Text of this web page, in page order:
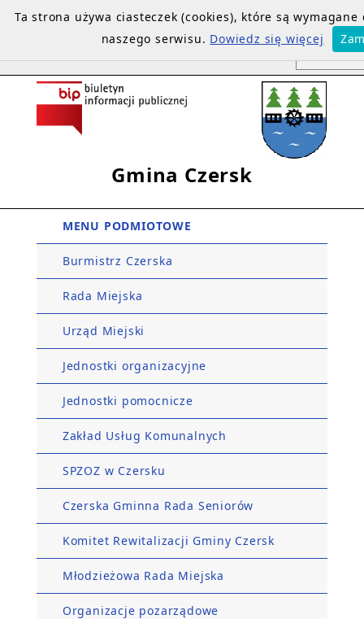
Gmina Czersk
MENU PODMIOTOWE
Burmistrz Czerska
Rada Miejska
Urząd Miejski
Jednostki organizacyjne
Jednostki pomocnicze
Zakład Usług Komunalnych
SPZOZ w Czersku
Czerska Gminna Rada Seniorów
Komitet Rewitalizacji Gminy Czersk
Młodzieżowa Rada Miejska
Organizacje pozarządowe
Ta strona używa ciasteczek (cookies), które są
naszego serwisu. Dowiedz się więcej